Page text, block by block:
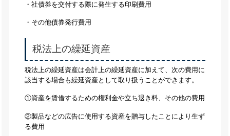
・社債券を交付する際に発生する印刷費用
・その他債券発行費用
税法上の繰延資産
税法上の繰延資産は会計上の繰延資産に加えて、次の費用に
該当する場合も繰延資産として取り扱うことができます。
①資産を賃借するための権利金や立ち退き料、その他の費用
②製品などの広告に使用する資産を贈与したことにより生ず
る費用